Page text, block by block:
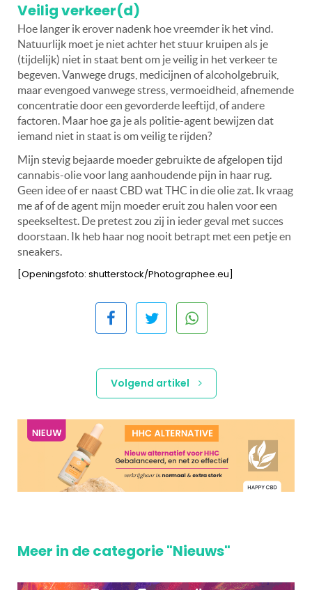
Veilig verkeer(d)
Hoe langer ik erover nadenk hoe vreemder ik het vind.
Natuurlijk moet je niet achter het stuur kruipen als je
(tijdelijk) niet in staat bent om je veilig in het verkeer te
begeven. Vanwege drugs, medicijnen of alcoholgebruik,
maar evengoed vanwege stress, vermoeidheid, afnemende
concentratie door een gevorderde leeftijd, of andere
factoren. Maar hoe ga je als politie-agent bewijzen dat
iemand niet in staat is om veilig te rijden?
Mijn stevig bejaarde moeder gebruikte de afgelopen tijd
cannabis-olie voor lang aanhoudende pijn in haar rug.
Geen idee of er naast CBD wat THC in die olie zat. Ik vraag
me af of de agent mijn moeder eruit zou halen voor een
speekseltest. De pretest zou zij in ieder geval met succes
doorstaan. Ik heb haar nog nooit betrapt met een petje en
sneakers.
[Openingsfoto: shutterstock/Photographee.eu]
Volgend artikel
Meer in de categorie "Nieuws"